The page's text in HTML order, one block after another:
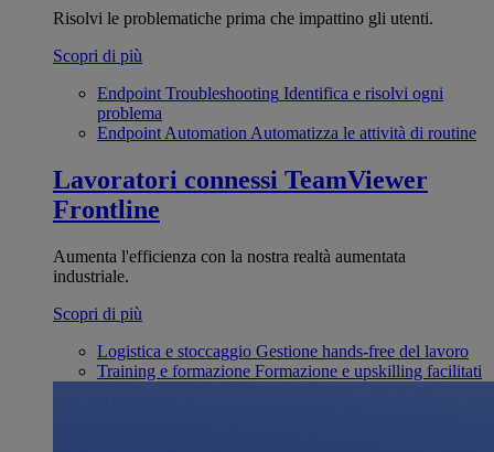
Risolvi le problematiche prima che impattino gli utenti.
Scopri di più
Endpoint Troubleshooting Identifica e risolvi ogni
problema
Endpoint Automation Automatizza le attività di routine
Lavoratori connessi TeamViewer
Frontline
Aumenta l'efficienza con la nostra realtà aumentata
industriale.
Scopri di più
Logistica e stoccaggio Gestione hands-free del lavoro
Training e formazione Formazione e upskilling facilitati